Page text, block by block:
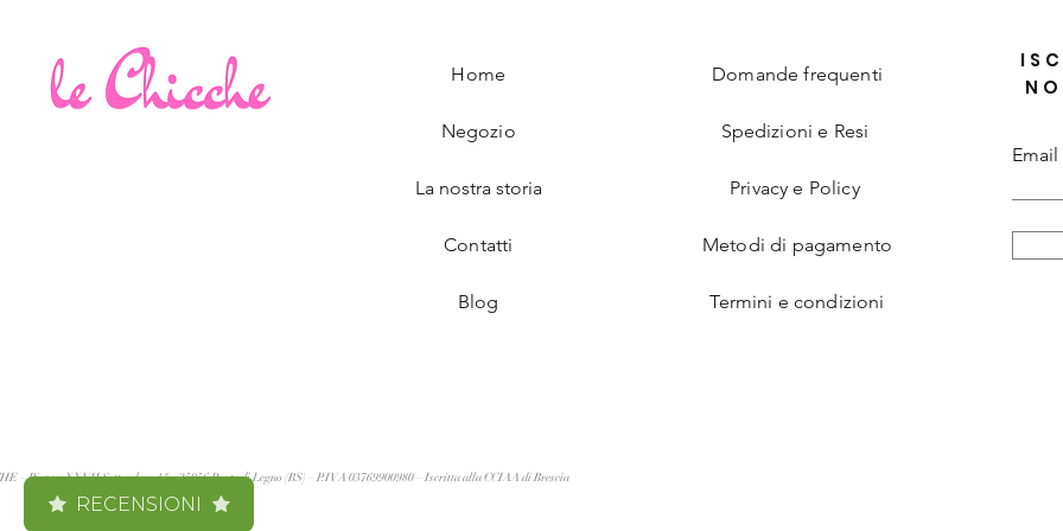
Home
Negozio
La nostra storia
Contatti
Blog
Domande frequenti
Spedizioni e Resi
Privacy e Policy
Metodi di pagamento
Termini e condizioni
Email
– Piazza XXVII Settembre, 14 – 25056 Ponte di Legno (BS) – P.IVA 03769900980 – Iscritta alla CCIAA di Brescia
RECENSIONI